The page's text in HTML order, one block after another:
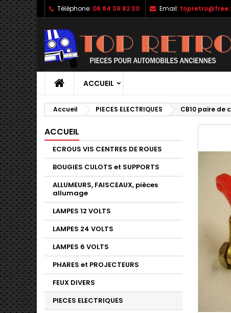
Téléphone: 06 84 36 82 30 Email:
ACCUEIL
Accueil PIECES ELECTRIQUES CB10 paire
ACCUEIL
ECROUS VIS CENTRES DE ROUES
BOUGIES CULOTS et SUPPORTS
ALLUMEURS, FAISCEAUX, pièces
allumage
LAMPES 12 VOLTS
LAMPES 24 VOLTS
LAMPES 6 VOLTS
PHARES et PROJECTEURS
FEUX DIVERS
PIECES ELECTRIQUES